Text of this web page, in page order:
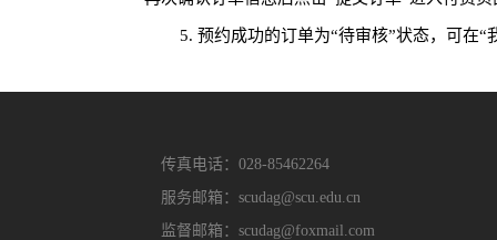
5. 预约成功的订单为“待审核”状态，可在
传真电话：028-85462264
服务邮箱：scudag@scu.edu.cn
监督邮箱：scudag@foxmail.com